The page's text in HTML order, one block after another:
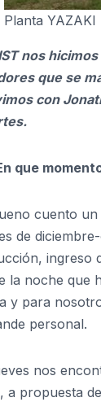
Planta YAZAKI
nos
que se
con
que
cuento
de
ingreso
la noche que
y para
personal.
nos
a propuesta